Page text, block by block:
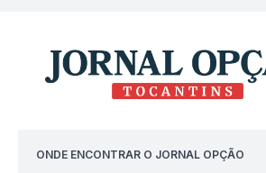
ONDE ENCONTRAR O JORNAL OPÇÃO